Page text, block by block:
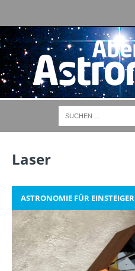
Laser
ASTRONOMIE FÜR EINSTEIGER